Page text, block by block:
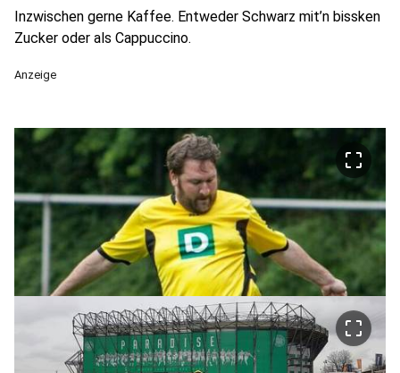
Inzwischen gerne Kaffee. Entweder Schwarz mit’n bissken
Zucker oder als Cappuccino.
Anzeige
crop_free
crop_free